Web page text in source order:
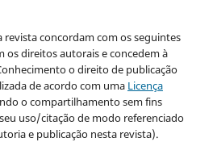
concordam com os seguintes
os direitos autorais e concedem à
o direito de publicação
de acordo com uma Licença
o compartilhamento sem fins
uso/citação de modo referenciado
e publicação nesta revista).